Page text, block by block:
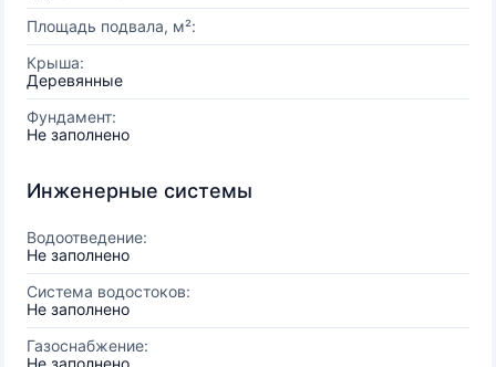
Площадь подвала, м²:
Крыша:
Деревянные
Фундамент:
Не заполнено
Инженерные системы
Водоотведение:
Не заполнено
Система водостоков:
Не заполнено
Газоснабжение:
Не заполнено